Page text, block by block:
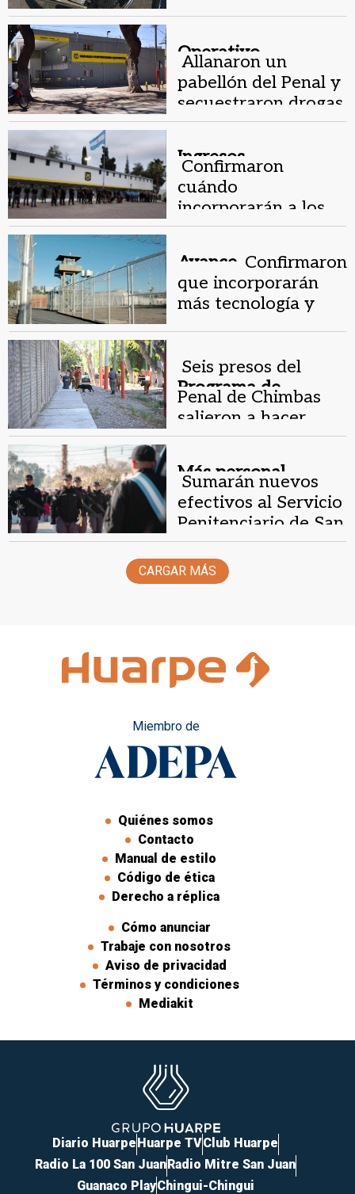
Operativo .
Allanaron un
pabellón del Penal y
secuestraron drogas
y celulares
Ingresos.
Confirmaron
cuándo
incorporarán a los
nuevos
San Juan
Avance. Confirmaron
que incorporarán
más tecnología y
Programa de
inclusión.
Seis presos del
Penal de Chimbas
salieron a hacer
mantenimiento y
Más personal.
Sumarán nuevos
efectivos al Servicio
Penitenciario de San
Juan
CARGAR MÁS
Miembro de
Quiénes somos
Contacto
Manual de estilo
Código de ética
Derecho a réplica
Cómo anunciar
Trabaje con nosotros
Aviso de privacidad
Términos y condiciones
Mediakit
Diario HuarpeHuarpe TVClub Huarpe
Radio La 100 San JuanRadio Mitre San Juan
Guanaco PlayChingui-Chingui